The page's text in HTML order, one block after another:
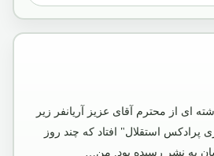
ای از محترم آقای عزیز آریانفر زیر
پرادکس استقلال" افتاد که چند روز
به نشر رسیده بود. من…